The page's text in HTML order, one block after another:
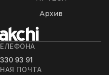
Архив
93 91
ПОЧТА